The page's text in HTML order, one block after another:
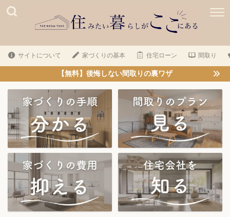
サイトについて 家づくりの基本 住宅ローン 間取り
【無料】後悔しない間取りの裏ワザ